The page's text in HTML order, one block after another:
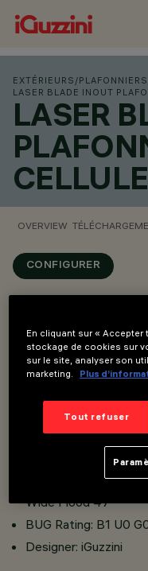
EXTÉRIEURS /PLAFONNIERS
LASER BLADE INOUT
LASER
OVERVIEW
CONFIGURER
W system: 12.5W
lm system: 651lm
Luminous efficiency
Optic and beam
Wide Flood 47°
BUG Rating: B1 U0
Designer: iGuzzini
En cliquant sur «
stockage de cookies sur
sur le site, analyser son
marketing.
Plus
Tout refuser